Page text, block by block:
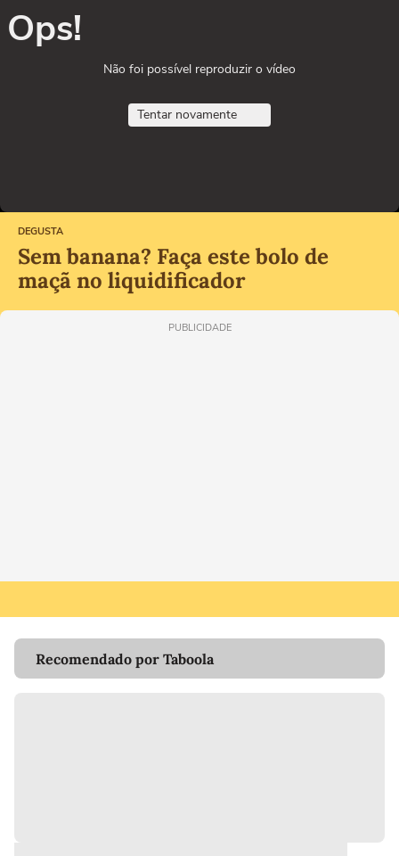
Ops!
Não foi possível reproduzir o vídeo
Tentar novamente
DEGUSTA
Sem banana? Faça este bolo de
maçã no liquidificador
PUBLICIDADE
Recomendado por Taboola